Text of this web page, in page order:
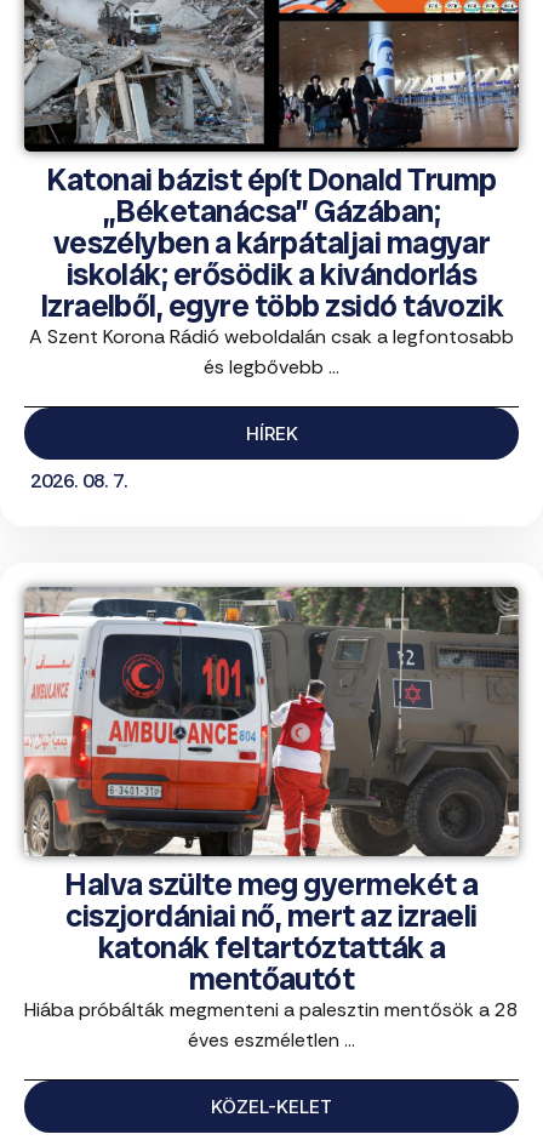
Katonai bázist épít Donald Trump
„Béketanácsa” Gázában;
veszélyben a kárpátaljai magyar
iskolák; erősödik a kivándorlás
Izraelből, egyre több zsidó távozik
A Szent Korona Rádió weboldalán csak a legfontosabb
és legbővebb ...
HÍREK
2026. 08. 7.
Halva szülte meg gyermekét a
ciszjordániai nő, mert az izraeli
katonák feltartóztatták a
mentőautót
Hiába próbálták megmenteni a palesztin mentősök a 28
éves eszméletlen ...
KÖZEL-KELET